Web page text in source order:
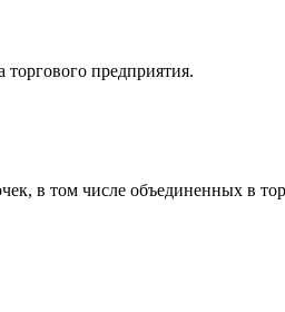
предприятия.
в том числе объединенных в